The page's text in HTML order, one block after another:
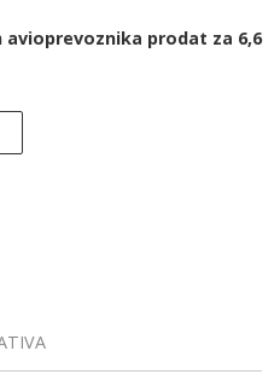
avioprevoznika prodat za 6,6